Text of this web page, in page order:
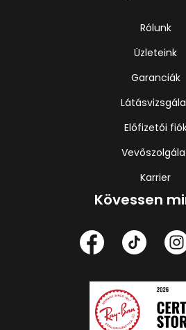
Rólunk
Üzleteink
Garanciák
Előfizetői
Karrier
Kövessen